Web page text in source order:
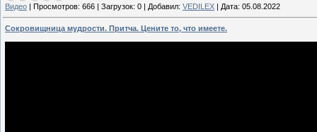
Видео | Просмотров: 666 | Загрузок: 0 | Добавил: VEDILEX | Дата: 05.08.2022
Сокровищница мудрости. Притча. Цените то, что имеете.